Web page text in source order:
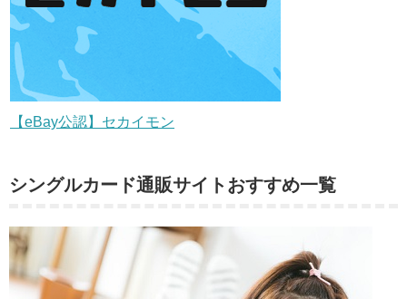
【eBay公認】セカイモン
シングルカード通販サイトおすすめ一覧